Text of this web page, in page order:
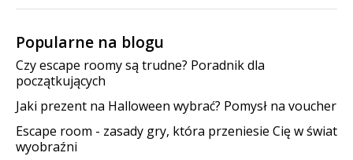
Popularne na blogu
Czy escape roomy są trudne? Poradnik dla
początkujących
Jaki prezent na Halloween wybrać? Pomysł na voucher
Escape room - zasady gry, która przeniesie Cię w świat
wyobraźni